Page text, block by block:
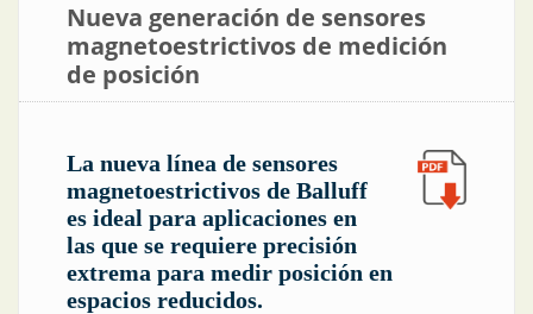
Nueva generación de sensores
magnetoestrictivos de medición
de posición
La nueva línea de sensores
magnetoestrictivos de Balluff
es ideal para aplicaciones en
las que se requiere precisión
extrema para medir posición en
espacios reducidos.